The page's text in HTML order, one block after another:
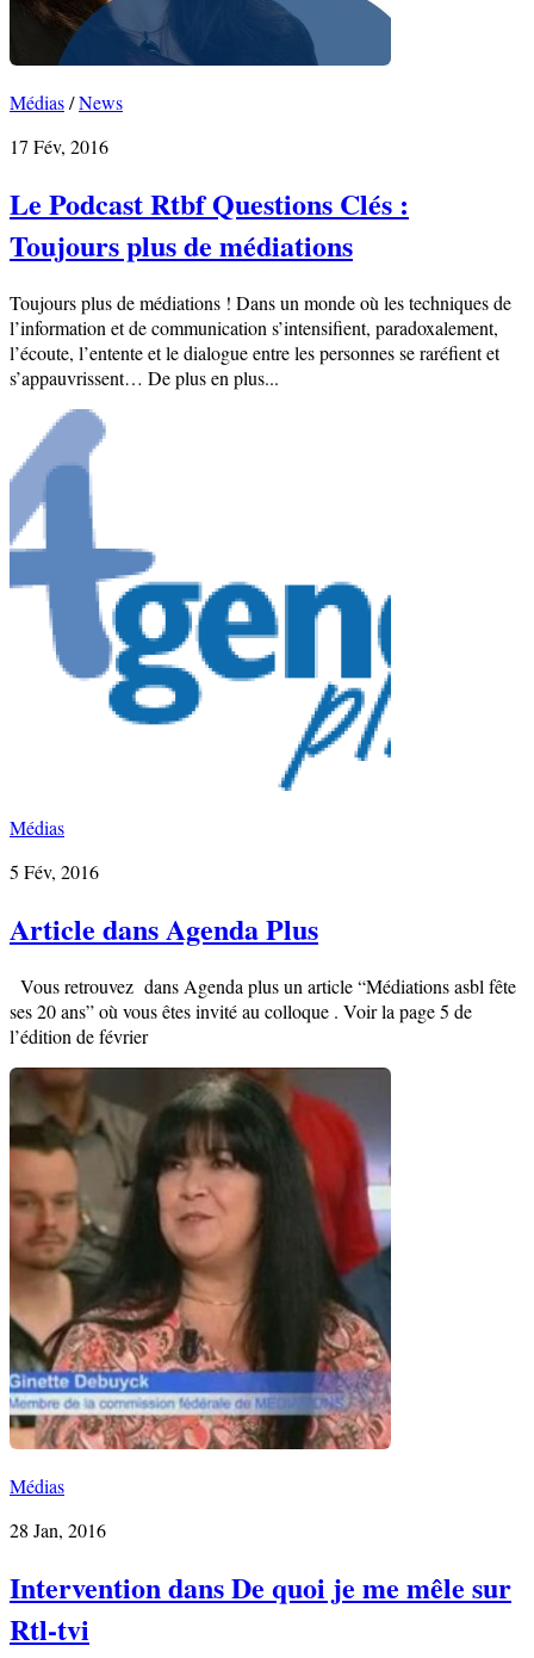
Médias/News
17 Fév, 2016
Le Podcast Rtbf Questions Clés :
Toujours plus de médiations
Toujours plus de médiations ! Dans un monde où les techniques de
l’information et de communication s’intensifient, paradoxalement,
l’écoute, l’entente et le dialogue entre les personnes se raréfient et
s’appauvrissent… De plus en plus...
Médias
5 Fév, 2016
Article dans Agenda Plus
Vous retrouvez dans Agenda plus un article “Médiations asbl fête
ses 20 ans” où vous êtes invité au colloque . Voir la page 5 de
l’édition de février
Médias
28 Jan, 2016
Intervention dans De quoi je me mêle sur
Rtl-tvi